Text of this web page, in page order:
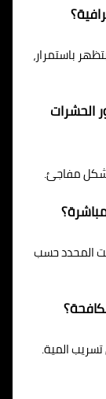
باستمرار،
الحشرات
مفاجئ.
المحدد حسب
المية.